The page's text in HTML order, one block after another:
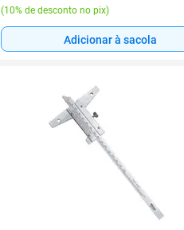
(10% de desconto no pix)
Adicionar à sacola